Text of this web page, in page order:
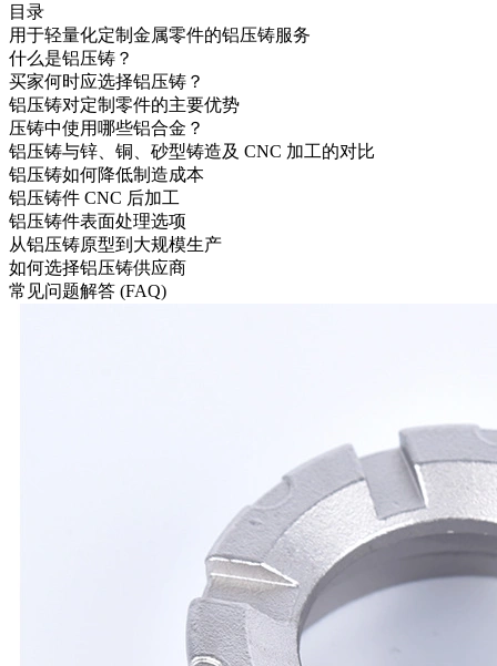
目录
用于轻量化定制金属零件的铝压铸服务
什么是铝压铸？
买家何时应选择铝压铸？
铝压铸对定制零件的主要优势
压铸中使用哪些铝合金？
铝压铸与锌、铜、砂型铸造及 CNC 加工的对比
铝压铸如何降低制造成本
铝压铸件 CNC 后加工
铝压铸件表面处理选项
从铝压铸原型到大规模生产
如何选择铝压铸供应商
常见问题解答 (FAQ)